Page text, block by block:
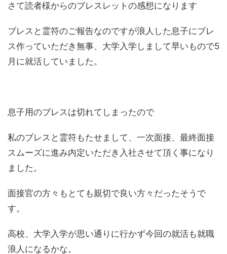
さて読者様からのブレスレットの感想になります
ブレスと霊符のご報告なのですが浪人した息子にブレ
ス作っていただき無事、大学入学しまして早いもので5
月に就活していました。
息子用のブレスは切れてしまったので
私のブレスと霊符もたせまして、一次面接、最終面接
スムーズに進み内定いただき入社させて頂く事になり
ました。
面接官の方々もとても親切で良い方々だったそうで
す。
高校、大学入学が思い通りに行かず今回の就活も就職
浪人になるかな。